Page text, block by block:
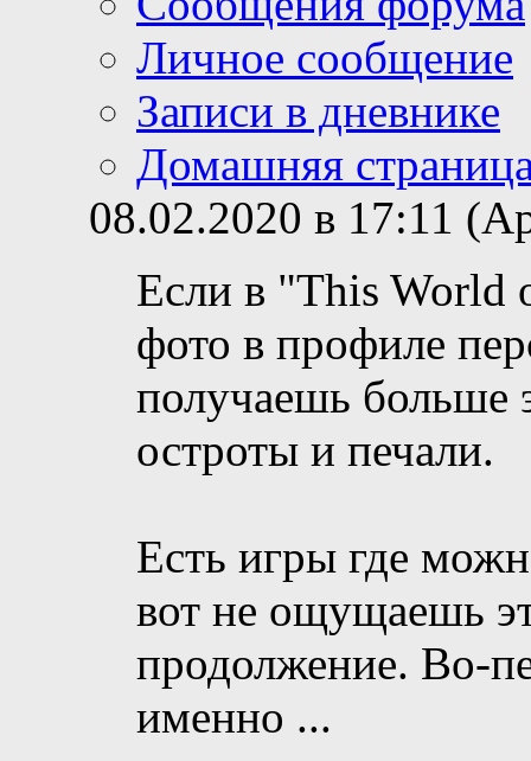
Личное сообщение
Записи в дневнике
Домашняя
08.02.2020 в 17:11
Если в "This World
фото в профиле
получаешь больше
остроты и печали.
Есть игры где
вот не ощущаешь
продолжение. Во-
именно ...